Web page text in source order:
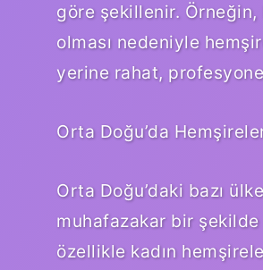
göre şekillenir.
olması nedeniyle
yerine rahat,
Orta Doğu’da
Orta Doğu’daki bazı
muhafazakar bir
özellikle kadın